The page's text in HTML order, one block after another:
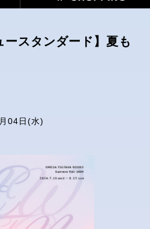
ースタンダード】夏も
04日(水)